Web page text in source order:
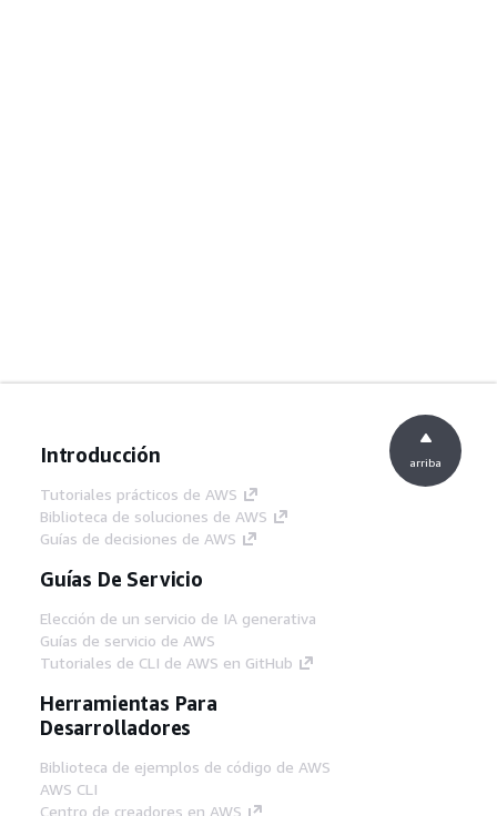
Introducción
Tutoriales prácticos de AWS
Biblioteca de soluciones de AWS
Guías de decisiones de AWS
Guías De Servicio
Elección de un servicio de IA generativa
Guías de servicio de AWS
Tutoriales de CLI de AWS en GitHub
Herramientas Para
Desarrolladores
Biblioteca de ejemplos de código de AWS
AWS CLI
Centro de creadores en AWS
arriba